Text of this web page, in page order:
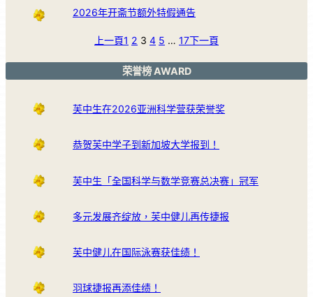
2026年开斋节额外特假通告
上一頁1 2 3 4 5 … 17下一頁
荣誉榜 AWARD
芙中生在2026亚洲科学营获荣誉奖
恭贺芙中学子到新加坡大学报到！
芙中生「全国科学与数学竞赛总决赛」冠军
多元发展齐绽放，芙中健儿再传捷报
芙中健儿在国际泳赛获佳绩！
羽球捷报再添佳绩！